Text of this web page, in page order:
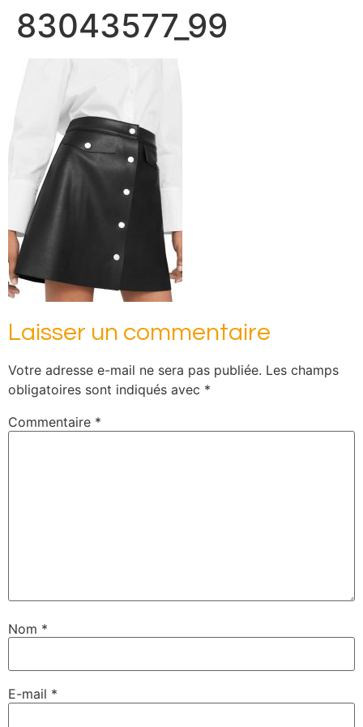
83043577_99
Laisser un commentaire
Votre adresse e-mail ne sera pas publiée. Les champs
obligatoires sont indiqués avec *
Commentaire *
Nom *
E-mail *